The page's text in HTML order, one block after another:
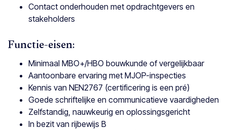
Contact onderhouden met opdrachtgevers en
stakeholders
Functie-eisen:
Minimaal MBO+/HBO bouwkunde of vergelijkbaar
Aantoonbare ervaring met MJOP-inspecties
Kennis van NEN2767 (certificering is een pré)
Goede schriftelijke en communicatieve vaardigheden
Zelfstandig, nauwkeurig en oplossingsgericht
In bezit van rijbewijs B